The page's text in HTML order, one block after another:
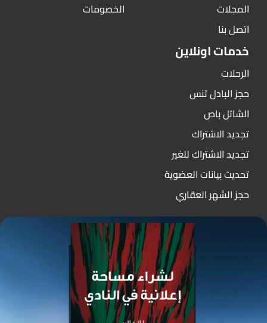
المجلات
اتصل بنا
الخصومات
خدمات اونلاين
الرحلات
حجز البادل تنس
الشاتل باص
تجديد الاشتراك
تجديد الاشتراك للغير
تحديث بيانات العضوية
حجز الشهر العقاري